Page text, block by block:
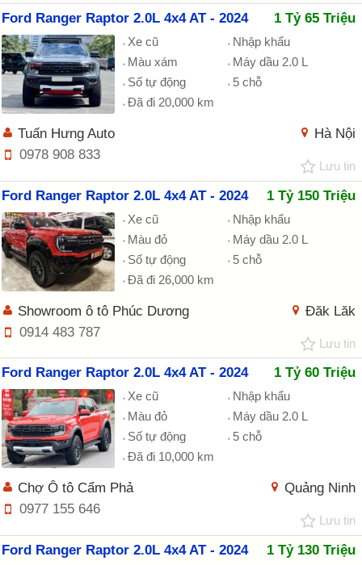
Ford Ranger Raptor 2.0L 4x4 AT - 2024 1 Tỷ 65 Triệu
Xe cũ
Nhập khẩu
Màu xám
Máy dầu 2.0 L
Số tự động
5 chỗ
Đã đi 20,000 km
Hà Nội
Tuấn Hưng Auto
0978 908 833
Lưu tin
Ford Ranger Raptor 2.0L 4x4 AT - 2024 1 Tỷ 150 Triệu
Xe cũ
Nhập khẩu
Màu đỏ
Máy dầu 2.0 L
Số tự động
5 chỗ
Đã đi 26,000 km
Đăk Lăk
Showroom ô tô Phúc Dương
0914 483 787
Lưu tin
Ford Ranger Raptor 2.0L 4x4 AT - 2024 1 Tỷ 60 Triệu
Xe cũ
Nhập khẩu
Màu đỏ
Máy dầu 2.0 L
Số tự động
5 chỗ
Đã đi 10,000 km
Quảng Ninh
Chợ Ô tô Cẩm Phả
0977 155 646
Lưu tin
Ford Ranger Raptor 2.0L 4x4 AT - 2024 1 Tỷ 130 Triệu